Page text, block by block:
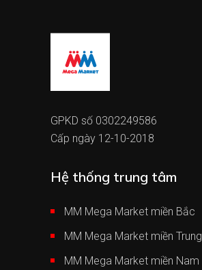
GPKD số 0302249586
Cấp ngày 12-10-2018
Hệ thống trung tâm
MM Mega Market miền Bắc
MM Mega Market miền Trung
MM Mega Market miền Nam